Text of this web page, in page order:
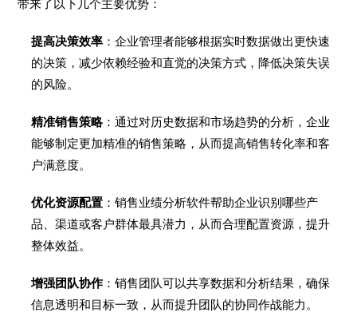
带来了以下几个主要优势：
提高决策效率 ：企业管理者能够根据实时数据做出更快速
的决策，减少依赖经验和直觉的决策方式，降低决策失误
的风险。
精准销售策略 ：通过对历史数据和市场趋势的分析，企业
能够制定更加精准的销售策略，从而提高销售转化率和客
户满意度。
优化资源配置 ：销售业绩分析软件帮助企业识别哪些产
品、渠道或客户群体最具潜力，从而合理配置资源，提升
整体效益。
增强团队协作 ：销售团队可以共享数据和分析结果，确保
信息透明和目标一致，从而提升团队的协同作战能力。